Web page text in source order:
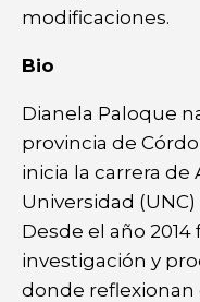
modificaciones.
Bio
Dianela Paloque
provincia de
inicia la carrera de
Universidad
Desde el año
investigación y
donde reflexionan